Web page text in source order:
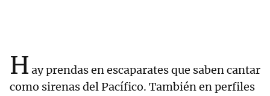
H ay prendas en escaparates que saben cantar
como sirenas del Pacífico. También en perfiles